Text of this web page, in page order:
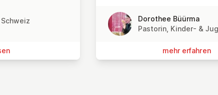
Dorothee Büürma
Pastorin, Kinder- &
mehr erfahren